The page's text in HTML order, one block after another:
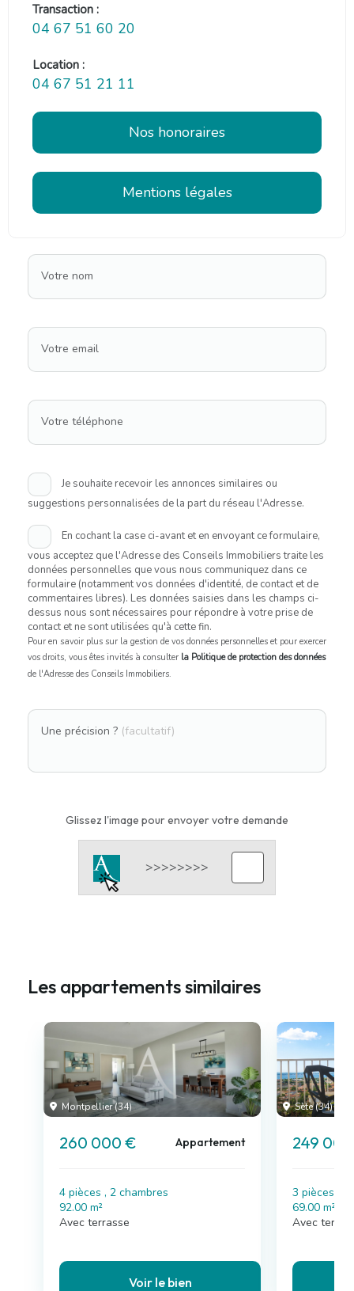
Transaction :
04 67 51 60 20
Location :
04 67 51 21 11
Nos honoraires
Mentions légales
Votre nom
Votre email
Votre téléphone
Je souhaite recevoir les annonces similaires ou
suggestions personnalisées de la part du réseau l'Adresse.
En cochant la case ci-avant et en envoyant ce formulaire,
vous acceptez que l'Adresse des Conseils Immobiliers traite les
données personnelles que vous nous communiquez dans ce
formulaire (notamment vos données d'identité, de contact et de
commentaires libres). Les données saisies dans les champs ci-
dessus nous sont nécessaires pour répondre à votre prise de
contact et ne sont utilisées qu'à cette fin.
Pour en savoir plus sur la gestion de vos données personnelles et pour exercer
vos droits, vous êtes invités à consulter la Politique de protection des données
de l'Adresse des Conseils Immobiliers.
Une précision ? (facultatif)
Glissez l'image pour envoyer votre demande
Les appartements similaires
Montpellier (34)
260 000 € Appartement
4 pièces , 2 chambres
92.00 m²
Avec terrasse
Voir le bien
Sète (34)
249
3 pièces , 2
69.00 m²
Avec